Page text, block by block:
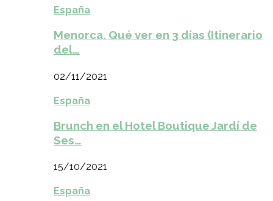
España
Menorca. Qué ver en 3 días (Itinerario
del…
02/11/2021
España
Brunch en el Hotel Boutique Jardí de
Ses…
15/10/2021
España